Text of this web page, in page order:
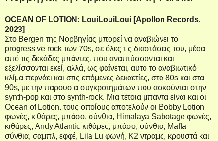
OCEAN OF LOTION: LouiLouiLoui [Apollon Records,
2023]
Στο Bergen της Νορβηγίας μπορεί να αναβιώνει το
progressive rock των 70s, σε όλες τις διαστάσεις του, μέσα
από τις δεκάδες μπάντες, που αναπτύσσονται και
εξελίσσονται εκεί, αλλά, ως φαίνεται, αυτό το αναβιωτικό
κλίμα περνάει και στις επόμενες δεκαετίες, στα 80s και στα
90s, με την παρουσία συγκροτημάτων που ασκούνται στην
synth-pop και στο synth-rock. Μια τέτοια μπάντα είναι και οι
Ocean of Lotion, τους οποίους αποτελούν οι Bobby Lotion
φωνές, κιθάρες, μπάσο, σύνθια, Himalaya Sabotage φωνές,
κιθάρες, AndyAtlantic κιθάρες, μπάσο, σύνθια, Maffa
σύνθια, σαμπλ, εφφέ, Lila Lu φωνή, K2 ντραμς, κρουστά και